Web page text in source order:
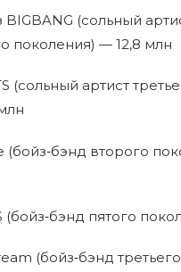
BIGBANG (сольный
поколения) — 12,8 млн
(сольный артист
(бойз‑бэнд второго
(бойз‑бэнд пятого
(бойз‑бэнд